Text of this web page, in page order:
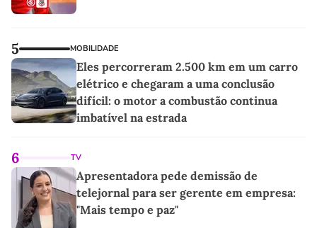
5 MOBILIDADE
Eles percorreram 2.500 km em um carro
elétrico e chegaram a uma conclusão
difícil: o motor a combustão continua
imbatível na estrada
6 TV
Apresentadora pede demissão de
telejornal para ser gerente em empresa:
"Mais tempo e paz"